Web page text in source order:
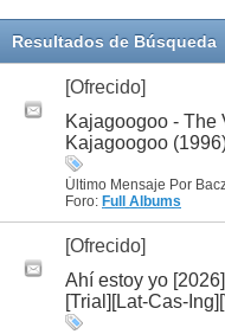
Resultados de Búsqueda
[Ofrecido]
Kajagoogoo - The
Kajagoogoo
Último Mensaje Por
Foro: Full Albums
[Ofrecido]
Ahí estoy yo
[Trial][Lat-Cas-